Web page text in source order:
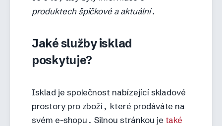
produktech špičkové a aktuální.
Jaké služby isklad
poskytuje?
Isklad je společnost nabízející skladové
prostory pro zboží, které prodáváte na
svém e-shopu. Silnou stránkou je také